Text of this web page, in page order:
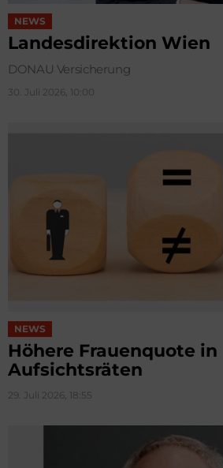
NEWS
Landesdirektion Wien
DONAU Versicherung
30. Juli 2026, 10:00
NEWS
Höhere Frauenquote in
Aufsichtsräten
29. Juli 2026, 18:55